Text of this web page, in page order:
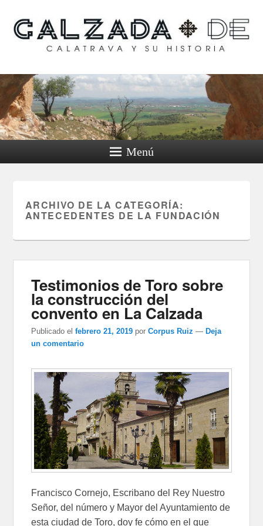
Calzada de Calatrava y
su historia
Menú
ARCHIVO DE LA CATEGORÍA:
ANTECEDENTES DE LA FUNDACIÓN
Testimonios de Toro sobre
la construcción del
convento en La Calzada
Publicado el febrero 21, 2019 porCorpus Ruiz — Deja
un comentario
Francisco Cornejo, Escribano del Rey Nuestro
Señor, del número y Mayor del Ayuntamiento de
esta ciudad de Toro, doy fe cómo en el que